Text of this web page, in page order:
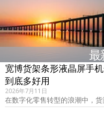
最
宽博货架条形液晶屏手
到底多好用
2026年7月11日
在数字化零售转型的浪潮中，
配”。对于拥有成百上千家分店